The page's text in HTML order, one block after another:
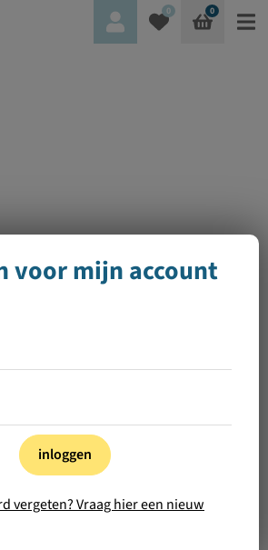
0 0
voor mijn account
inloggen
vergeten? Vraag hier een nieuw